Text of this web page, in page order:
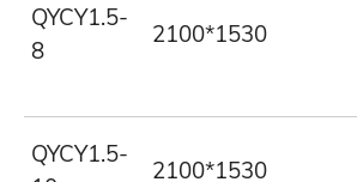
QYCY1.5-
8
2100*1530
QYCY1.5-
2100*1530